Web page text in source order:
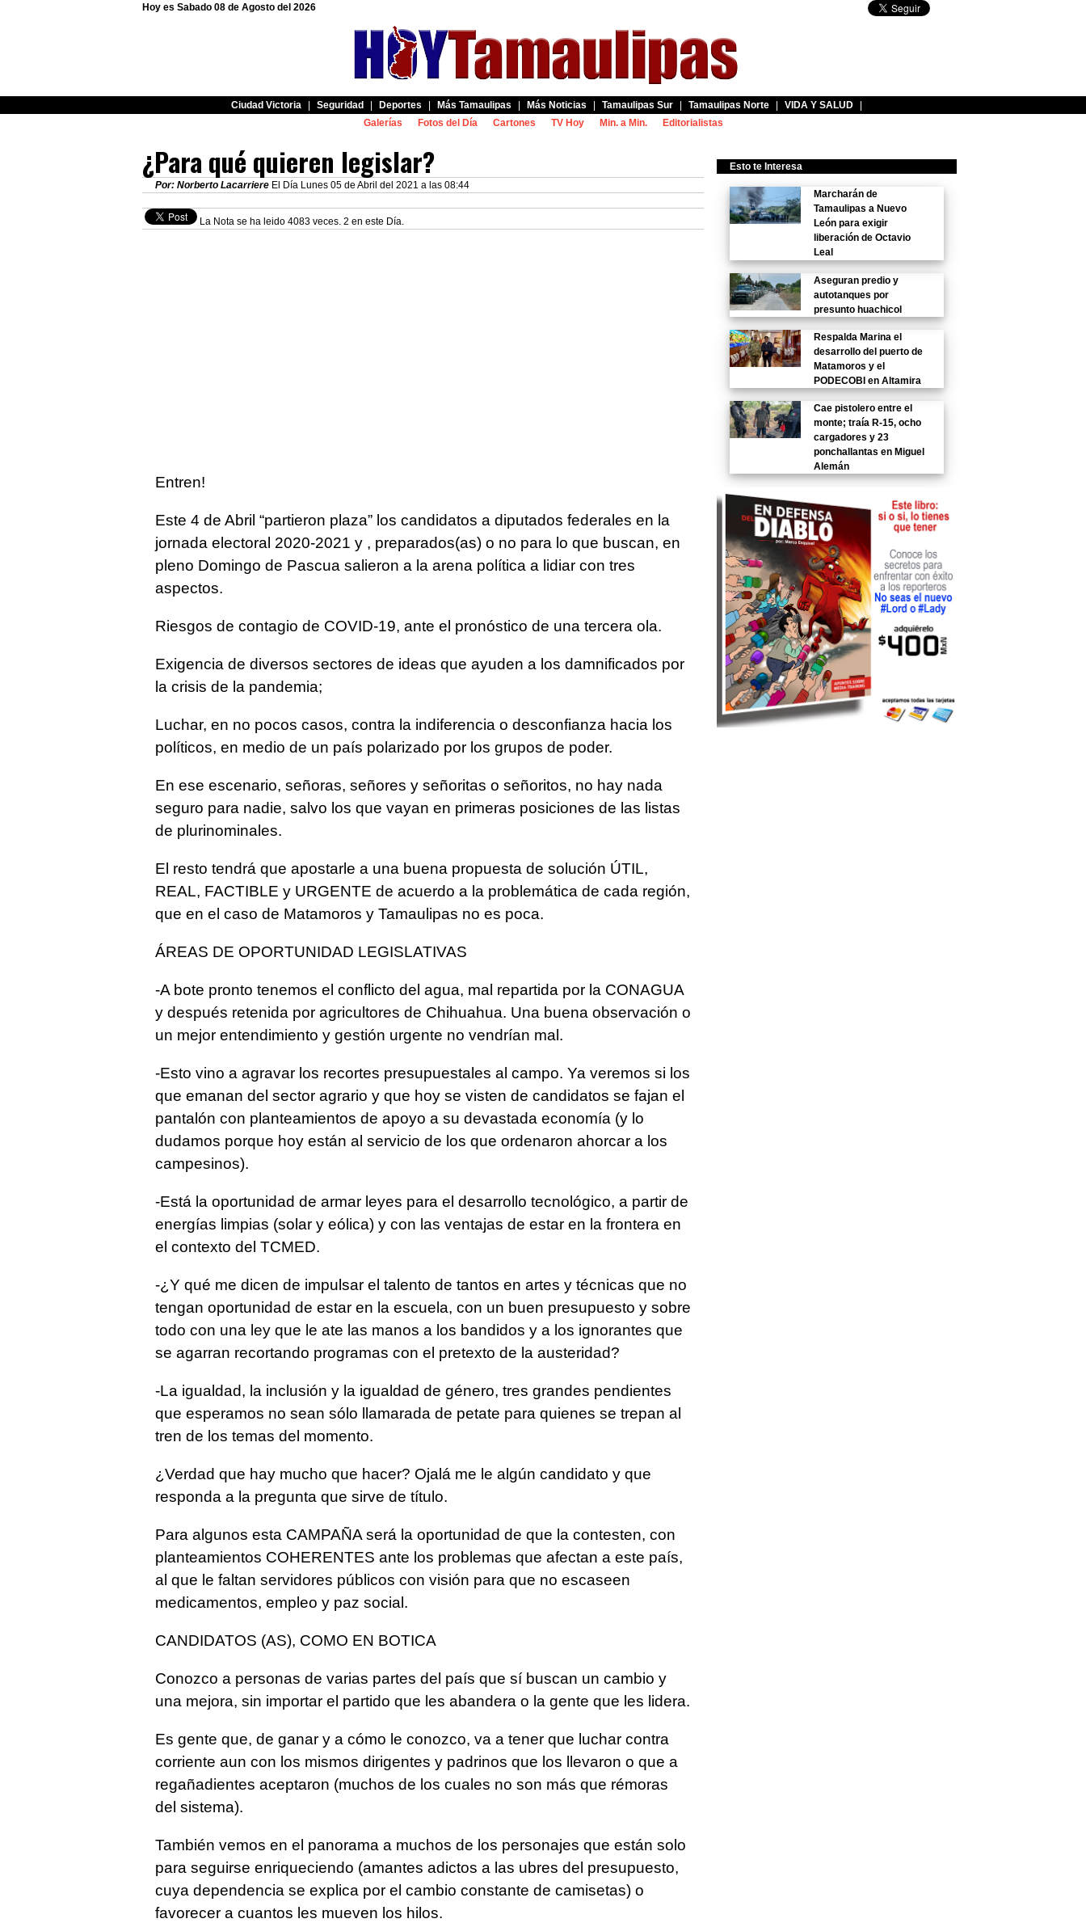
Hoy es Sabado 08 de Agosto del 2026
Ciudad Victoria Seguridad Deportes Más Tamaulipas Más Noticias Tamaulipas Sur Tamaulipas Norte VIDA Y SALUD
Galerías
Fotos del Día Cartones TV Hoy Min. a Min. Editorialistas
¿Para qué quieren legislar?
Por: Norberto Lacarriere El Día Lunes 05 de Abril del 2021 a las 08:44
La Nota se ha leido 4083 veces. 2 en este Día.
Entren!
Este 4 de Abril “partieron plaza” los candidatos a diputados federales en la
jornada electoral 2020-2021 y , preparados(as) o no para lo que buscan, en
pleno Domingo de Pascua salieron a la arena política a lidiar con tres
aspectos.
Riesgos de contagio de COVID-19, ante el pronóstico de una tercera ola.
Exigencia de diversos sectores de ideas que ayuden a los damnificados por
la crisis de la pandemia;
Luchar, en no pocos casos, contra la indiferencia o desconfianza hacia los
políticos, en medio de un país polarizado por los grupos de poder.
En ese escenario, señoras, señores y señoritas o señoritos, no hay nada
seguro para nadie, salvo los que vayan en primeras posiciones de las listas
de plurinominales.
El resto tendrá que apostarle a una buena propuesta de solución ÚTIL,
REAL, FACTIBLE y URGENTE de acuerdo a la problemática de cada región,
que en el caso de Matamoros y Tamaulipas no es poca.
ÁREAS DE OPORTUNIDAD LEGISLATIVAS
-A bote pronto tenemos el conflicto del agua, mal repartida por la CONAGUA
y después retenida por agricultores de Chihuahua. Una buena observación o
un mejor entendimiento y gestión urgente no vendrían mal.
-Esto vino a agravar los recortes presupuestales al campo. Ya veremos si los
que emanan del sector agrario y que hoy se visten de candidatos se fajan el
pantalón con planteamientos de apoyo a su devastada economía (y lo
dudamos porque hoy están al servicio de los que ordenaron ahorcar a los
campesinos).
-Está la oportunidad de armar leyes para el desarrollo tecnológico, a partir de
energías limpias (solar y eólica) y con las ventajas de estar en la frontera en
el contexto del TCMED.
-¿Y qué me dicen de impulsar el talento de tantos en artes y técnicas que no
tengan oportunidad de estar en la escuela, con un buen presupuesto y sobre
todo con una ley que le ate las manos a los bandidos y a los ignorantes que
se agarran recortando programas con el pretexto de la austeridad?
-La igualdad, la inclusión y la igualdad de género, tres grandes pendientes
que esperamos no sean sólo llamarada de petate para quienes se trepan al
tren de los temas del momento.
¿Verdad que hay mucho que hacer? Ojalá me le algún candidato y que
responda a la pregunta que sirve de título.
Para algunos esta CAMPAÑA será la oportunidad de que la contesten, con
planteamientos COHERENTES ante los problemas que afectan a este país,
al que le faltan servidores públicos con visión para que no escaseen
medicamentos, empleo y paz social.
CANDIDATOS (AS), COMO EN BOTICA
Conozco a personas de varias partes del país que sí buscan un cambio y
una mejora, sin importar el partido que les abandera o la gente que les lidera.
Es gente que, de ganar y a cómo le conozco, va a tener que luchar contra
corriente aun con los mismos dirigentes y padrinos que los llevaron o que a
regañadientes aceptaron (muchos de los cuales no son más que rémoras
del sistema).
También vemos en el panorama a muchos de los personajes que están solo
para seguirse enriqueciendo (amantes adictos a las ubres del presupuesto,
cuya dependencia se explica por el cambio constante de camisetas) o
favorecer a cuantos les mueven los hilos.
Esto te Interesa
Marcharán de
Tamaulipas a Nuevo
León para exigir
liberación de Octavio
Leal
Aseguran predio y
autotanques por
presunto huachicol
Respalda Marina el
desarrollo del puerto de
Matamoros y el
PODECOBI en Altamira
Cae pistolero entre el
monte; traía R-15, ocho
cargadores y 23
ponchallantas en Miguel
Alemán